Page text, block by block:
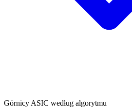
Górnicy ASIC według algorytmu